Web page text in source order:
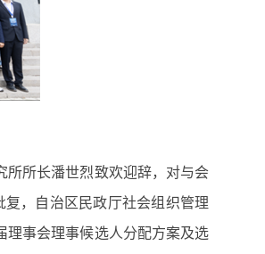
所所长潘世烈致欢迎辞，对与会
，自治区民政厅社会组织管理
理事会理事候选人分配方案及选